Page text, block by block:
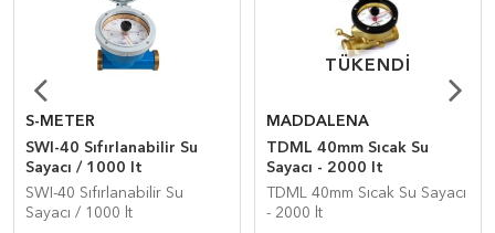
S-METER
SWI-40 Sıfırlanabilir Su
Sayacı / 1000 lt
SWI-40 Sıfırlanabilir Su
Sayacı / 1000 lt
TÜKENDI
TÜKENDI
MADDALENA
TDML 40mm Sıcak Su
Sayacı - 2000 lt
TDML 40mm Sıcak Su Sayacı
- 2000 lt